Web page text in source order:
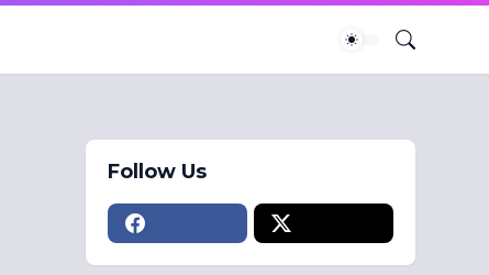
Follow Us